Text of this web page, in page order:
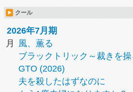
クール
2026年7月期
月
風、薫る
ブラックトリック～裁きを操
GTO (2026)
夫を殺したはずなのに